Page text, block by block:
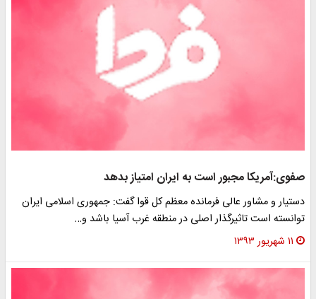
صفوی:آمریکا مجبور است به ایران امتیاز بدهد
دستیار و مشاور عالی فرمانده معظم کل قوا گفت: جمهوری اسلامی ایران
توانسته است تاثیرگذار اصلی در منطقه غرب آسیا باشد و…
۱۱ شهریور ۱۳۹۳